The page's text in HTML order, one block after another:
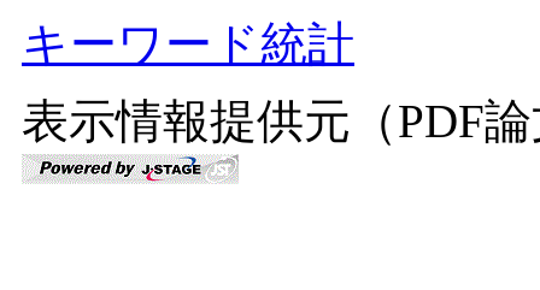
キーワード統計
表示情報提供元（PDF